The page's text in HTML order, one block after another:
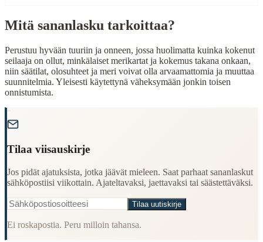
Understanding Finnish cultural wisdom
Finding quotes for speeches or writing
Cultural Context
Language:Finnish (suomi)
Period:
Mitä sananlasku tarkoittaa?
Perustuu hyvään tuuriin ja onneen, jossa huolimatta kuinka kokenut
seilaaja on ollut, minkälaiset merikartat ja kokemus takana onkaan,
niin säätilat, olosuhteet ja meri voivat olla arvaamattomia ja muuttaa
suunnitelmia. Yleisesti käytettynä väheksymään jonkin toisen
onnistumista.
Tilaa viisauskirje
Jos pidät ajatuksista, jotka jäävät mieleen. Saat parhaat sananlaskut
sähköpostiisi viikottain. Ajateltavaksi, jaettavaksi tai säästettäväksi.
Tilaa uutiskirje
Ei roskapostia. Peru milloin tahansa.